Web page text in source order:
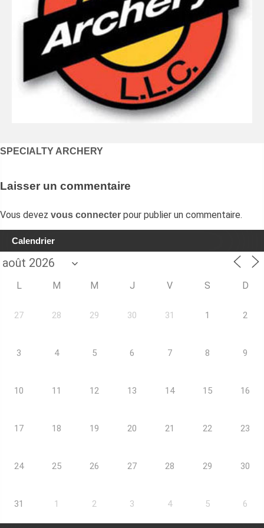
Navigation
l’article
SPECIALTY ARCHERY
Laisser un commentaire
Vous devez vous connecter pour publier un commentaire.
Calendrier
L M M J V S D
27 28 29 30 31 1 2
3 4 5 6 7 8 9
10 11 12 13 14 15 16
17 18 19 20 21 22 23
24 25 26 27 28 29 30
31 1 2 3 4 5 6